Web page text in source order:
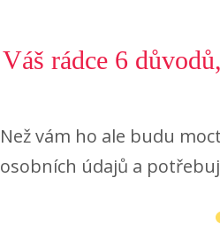
Váš rádce 6
Než vám ho ale budu
osobních údajů a